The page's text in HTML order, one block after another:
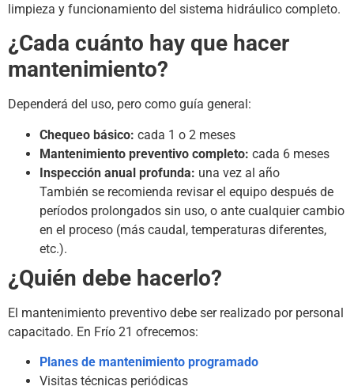
limpieza y funcionamiento del sistema hidráulico completo.
¿Cada cuánto hay que hacer
mantenimiento?
Dependerá del uso, pero como guía general:
Chequeo básico: cada 1 o 2 meses
Mantenimiento preventivo completo: cada 6 meses
Inspección anual profunda: una vez al año
También se recomienda revisar el equipo después de
períodos prolongados sin uso, o ante cualquier cambio
en el proceso (más caudal, temperaturas diferentes,
etc.).
¿Quién debe hacerlo?
El mantenimiento preventivo debe ser realizado por personal
capacitado. En Frío 21 ofrecemos:
Planes de mantenimiento programado
Visitas técnicas periódicas